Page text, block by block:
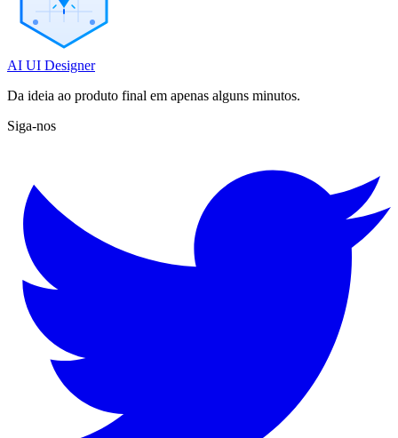
AI UI Designer
Da ideia ao produto final em apenas alguns minutos.
Siga-nos